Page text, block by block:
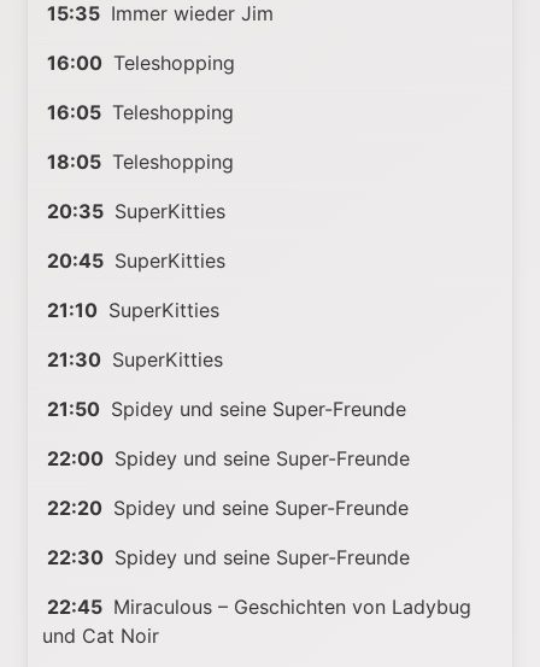
15:35 Immer wieder Jim
16:00 Teleshopping
16:05 Teleshopping
18:05 Teleshopping
20:35 SuperKitties
20:45 SuperKitties
21:10 SuperKitties
21:30 SuperKitties
21:50 Spidey und seine Super-Freunde
22:00 Spidey und seine Super-Freunde
22:20 Spidey und seine Super-Freunde
22:30 Spidey und seine Super-Freunde
22:45 Miraculous – Geschichten von Ladybug
und Cat Noir